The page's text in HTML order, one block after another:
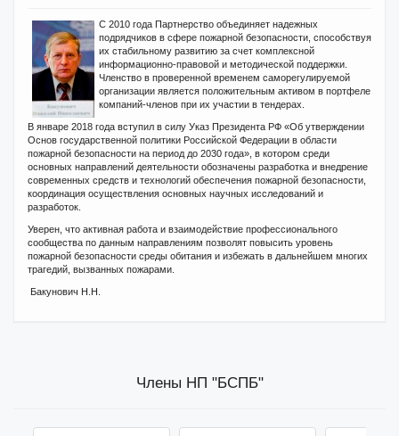
С 2010 года Партнерство объединяет надежных
подрядчиков в сфере пожарной безопасности, способствуя
их стабильному развитию за счет комплексной
информационно-правовой и методической поддержки.
Членство в проверенной временем саморегулируемой
организации является положительным активом в портфеле
компаний-членов при их участии в тендерах.
В январе 2018 года вступил в силу Указ Президента РФ «Об утверждении
Основ государственной политики Российской Федерации в области
пожарной безопасности на период до 2030 года», в котором среди
основных направлений деятельности обозначены разработка и внедрение
современных средств и технологий обеспечения пожарной безопасности,
координация осуществления основных научных исследований и
разработок.
Уверен, что активная работа и взаимодействие профессионального
сообщества по данным направлениям позволят повысить уровень
пожарной безопасности среды обитания и избежать в дальнейшем многих
трагедий, вызванных пожарами.
Бакунович Н.Н.
Члены НП "БСПБ"